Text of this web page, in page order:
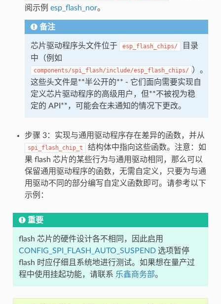
阅示例 esp_flash_nor。
备注
芯片驱动程序头文件位于 esp_flash_chips/
目录
中（例如
components/spi_flash/include/esp_flash_chips/
）。
这些头文件是**半公开的** - 它们面向需要实现自
定义芯片驱动程序的高级用户，但**不被视为稳
定的 API**，可能会在未通知的情况下更改。
步骤 3：实现与通用驱动程序存在差异的函数，并从
spi_flash_chip_t
结构体中指向这些函数。注意：如
果 flash 芯片的某些行为与通用驱动相同，那么可以
保留通用驱动程序的函数，无需自定义，只要为与通
用驱动不同的部分编写自定义函数即可。请参考以下
示例：
重要
flash 芯片的硬件设计各不相同，因此启用
CONFIG_SPI_FLASH_AUTO_SUSPEND选项暂停
flash 时应仔细且系统地进行测试。如果想在量产过
程中使用挂起功能，请联系 乐鑫商务部。